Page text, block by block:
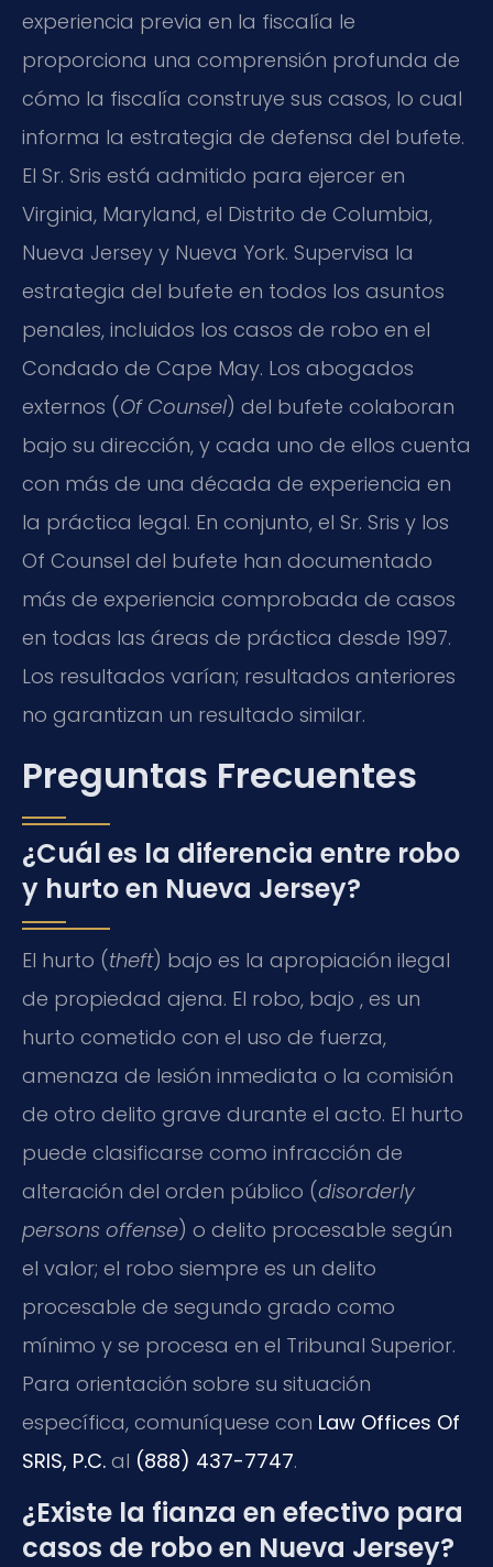
experiencia previa en la fiscalía le
proporciona una comprensión profunda de
cómo la fiscalía construye sus casos, lo cual
informa la estrategia de defensa del bufete.
El Sr. Sris está admitido para ejercer en
Virginia, Maryland, el Distrito de Columbia,
Nueva Jersey y Nueva York. Supervisa la
estrategia del bufete en todos los asuntos
penales, incluidos los casos de robo en el
Condado de Cape May. Los abogados
externos (Of Counsel) del bufete colaboran
bajo su dirección, y cada uno de ellos cuenta
con más de una década de experiencia en
la práctica legal. En conjunto, el Sr. Sris y los
Of Counsel del bufete han documentado
más de experiencia comprobada de casos
en todas las áreas de práctica desde 1997.
Los resultados varían; resultados anteriores
no garantizan un resultado similar.
Preguntas Frecuentes
¿Cuál es la diferencia entre robo
y hurto en Nueva Jersey?
El hurto (theft) bajo es la apropiación ilegal
de propiedad ajena. El robo, bajo , es un
hurto cometido con el uso de fuerza,
amenaza de lesión inmediata o la comisión
de otro delito grave durante el acto. El hurto
puede clasificarse como infracción de
alteración del orden público (disorderly
persons offense) o delito procesable según
el valor; el robo siempre es un delito
procesable de segundo grado como
mínimo y se procesa en el Tribunal Superior.
Para orientación sobre su situación
específica, comuníquese con Law Offices Of
SRIS, P.C. al (888) 437-7747.
¿Existe la fianza en efectivo para
casos de robo en Nueva Jersey?